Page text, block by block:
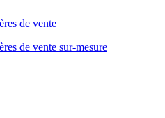
de vente
de vente sur-mesure